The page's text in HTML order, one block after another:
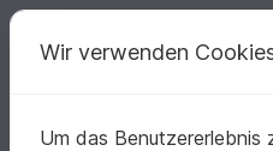
Deine kreativen Ideen
Deutsch | € (EUR)
Wir verwenden
Um das Benutzererlebnis